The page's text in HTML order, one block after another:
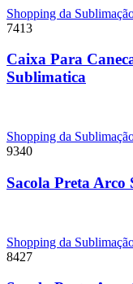
Shopping da
7413
Caixa Para
Sublimatica
Shopping da
9340
Sacola Preta Arco
Shopping da
8427